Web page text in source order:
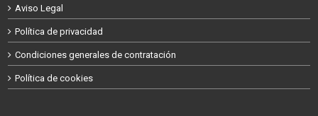
Aviso Legal
Política de privacidad
Condiciones generales de contratación
Política de cookies